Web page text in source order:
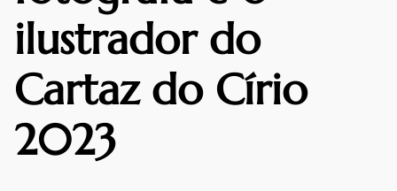
ilustrador do
Cartaz do Círio
2023